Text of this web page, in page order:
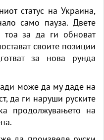
статус на Украина,
само пауза. Двете
тоа за да ги обноват
своите позиции
за нова рунда
може да му даде на
да ги наруши руските
продолжувањето на